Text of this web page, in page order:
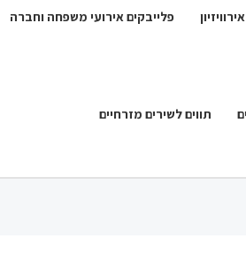
פלייבקים אירועי משפחה וחברה
תווים לשירים מזרחיים